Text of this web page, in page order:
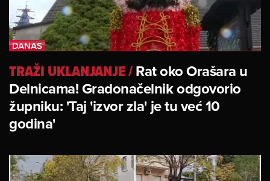
TRAŽI UKLANJANJE/Rat oko Orašara u
Delnicama! Gradonačelnik odgovorio
župniku: 'Taj 'izvor zla' je tu već 10
godina'